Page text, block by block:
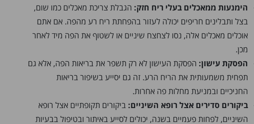
הימנעות ממאכלים בעלי ריח חזק: הגבלת צריכת מאכלים כמו שום,
בצל ותבלינים חריפים יכולה לעזור בהפחתת ריח רע מהפה. אם אתם
אוכלים מאכלים אלה, נסו לצחצח שיניים או לשטוף את הפה מיד לאחר
מכן.
הפסקת עישון: הפסקת העישון לא רק תשפר את בריאות הפה, אלא גם
תפחית משמעותית את הריח הרע. זה גם יסייע בשיפור בריאות
החניכיים ובמניעת מחלות פה אחרות.
ביקורים סדירים אצל רופא השיניים: ביקורים תקופתיים אצל רופא
השיניים, לפחות פעמיים בשנה, יכולים לסייע באיתור ובטיפול בבעיות